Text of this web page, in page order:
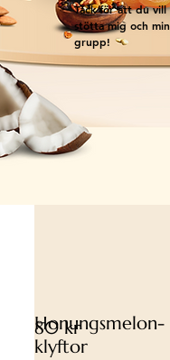
Tack för att du vill
stötta mig och min
grupp!
80 kr
Honungsmelon-
klyftor